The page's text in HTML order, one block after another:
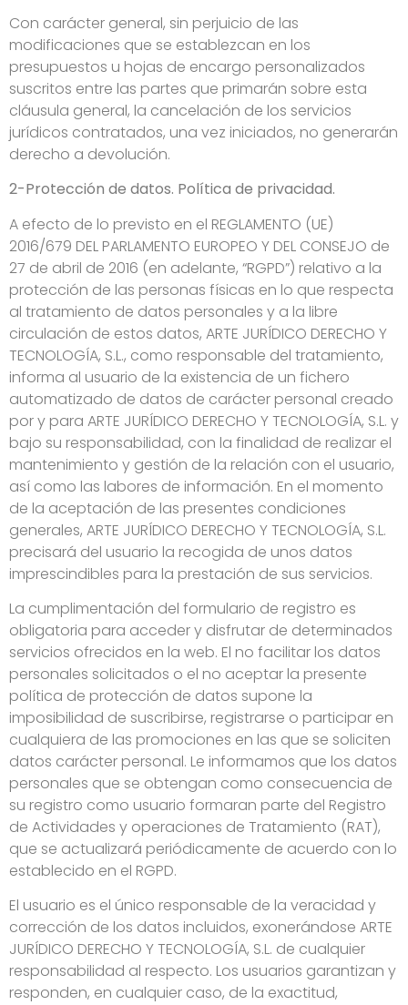
Con carácter general, sin perjuicio de las
modificaciones que se establezcan en los
presupuestos u hojas de encargo personalizados
suscritos entre las partes que primarán sobre esta
cláusula general, la cancelación de los servicios
jurídicos contratados, una vez iniciados, no generarán
derecho a devolución.
2-Protección de datos. Política de privacidad.
A efecto de lo previsto en el REGLAMENTO (UE)
2016/679 DEL PARLAMENTO EUROPEO Y DEL CONSEJO de
27 de abril de 2016 (en adelante, “RGPD”) relativo a la
protección de las personas físicas en lo que respecta
al tratamiento de datos personales y a la libre
circulación de estos datos, ARTE JURÍDICO DERECHO Y
TECNOLOGÍA, S.L., como responsable del tratamiento,
informa al usuario de la existencia de un fichero
automatizado de datos de carácter personal creado
por y para ARTE JURÍDICO DERECHO Y TECNOLOGÍA, S.L. y
bajo su responsabilidad, con la finalidad de realizar el
mantenimiento y gestión de la relación con el usuario,
así como las labores de información. En el momento
de la aceptación de las presentes condiciones
generales, ARTE JURÍDICO DERECHO Y TECNOLOGÍA, S.L.
precisará del usuario la recogida de unos datos
imprescindibles para la prestación de sus servicios.
La cumplimentación del formulario de registro es
obligatoria para acceder y disfrutar de determinados
servicios ofrecidos en la web. El no facilitar los datos
personales solicitados o el no aceptar la presente
política de protección de datos supone la
imposibilidad de suscribirse, registrarse o participar en
cualquiera de las promociones en las que se soliciten
datos carácter personal. Le informamos que los datos
personales que se obtengan como consecuencia de
su registro como usuario formaran parte del Registro
de Actividades y operaciones de Tratamiento (RAT),
que se actualizará periódicamente de acuerdo con lo
establecido en el RGPD.
El usuario es el único responsable de la veracidad y
corrección de los datos incluidos, exonerándose ARTE
JURÍDICO DERECHO Y TECNOLOGÍA, S.L. de cualquier
responsabilidad al respecto. Los usuarios garantizan y
responden, en cualquier caso, de la exactitud,